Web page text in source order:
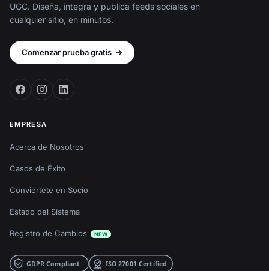
UGC. Diseña, integra y publica feeds sociales en
cualquier sitio, en minutos.
Comenzar prueba gratis →
EMPRESA
Acerca de Nosotros
Casos de Éxito
Conviértete en Socio
Estado del Sistema
Registro de Cambios NEW